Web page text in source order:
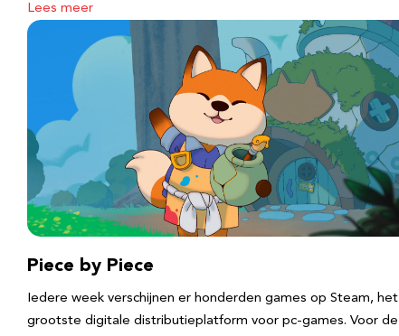
Lees meer
Piece by Piece
Iedere week verschijnen er honderden games op Steam, het
grootste digitale distributieplatform voor pc-games. Voor de